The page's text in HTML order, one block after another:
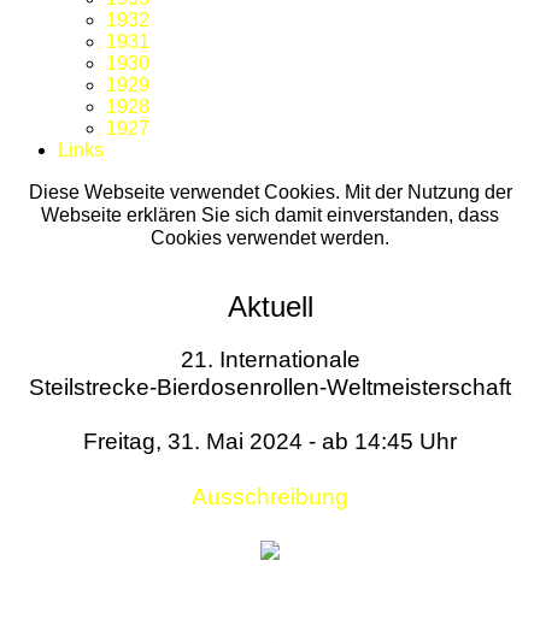
1932
1931
1930
1929
1928
1927
Links
Diese Webseite verwendet Cookies. Mit der Nutzung der
Webseite erklären Sie sich damit einverstanden, dass
Cookies verwendet werden.
Aktuell
21. Internationale
Steilstrecke-Bierdosenrollen-Weltmeisterschaft
Freitag, 31. Mai 2024 - ab 14:45 Uhr
Ausschreibung